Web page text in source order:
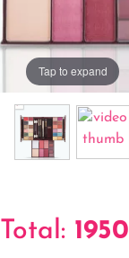
Tap to expand
Total: 1950